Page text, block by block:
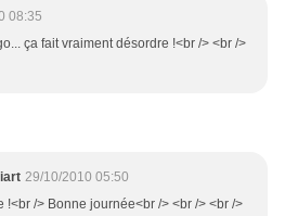
08:35
ça fait vraiment désordre !<br /> <br />
29/10/2010 05:50
!<br /> Bonne journée<br /> <br /> <br />